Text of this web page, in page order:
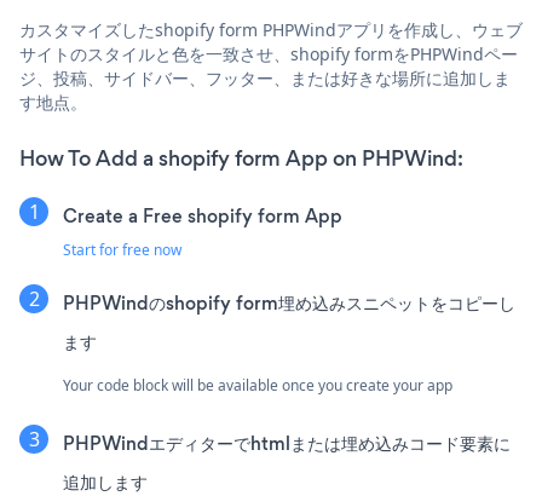
カスタマイズしたshopify form PHPWindアプリを作成し、ウェブ
サイトのスタイルと色を一致させ、shopify formをPHPWindペー
ジ、投稿、サイドバー、フッター、または好きな場所に追加しま
す地点。
How To Add a shopify form App on PHPWind:
Create a Free shopify form App
Start for free now
PHPWindのshopify form埋め込みスニペットをコピーし
ます
Your code block will be available once you create your app
PHPWindエディターでhtmlまたは埋め込みコード要素に
追加します